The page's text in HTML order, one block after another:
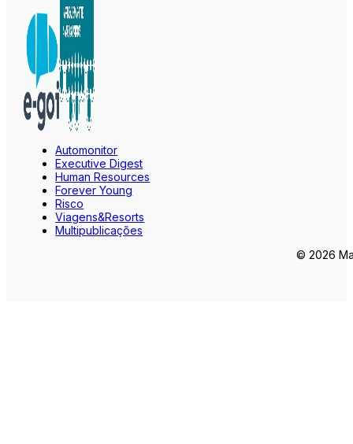
Automonitor
Executive Digest
Human Resources
Forever Young
Risco
Viagens&Resorts
Multipublicações
© 2026